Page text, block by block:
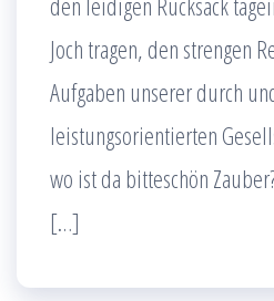
Joch tragen, den strengen
Aufgaben unserer durch
leistungsorientierten
wo ist da bitteschön
[…]